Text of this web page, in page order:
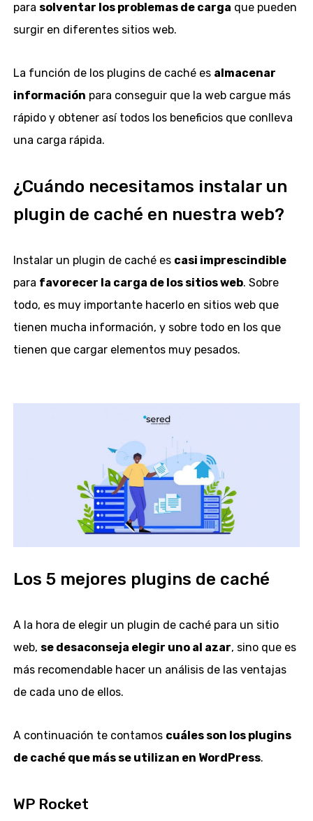
para solventar los problemas de carga que pueden
surgir en diferentes sitios web.
La función de los plugins de caché es almacenar
información para conseguir que la web cargue más
rápido y obtener así todos los beneficios que conlleva
una carga rápida.
¿Cuándo necesitamos instalar un
plugin de caché en nuestra web?
Instalar un plugin de caché es casi imprescindible
para favorecer la carga de los sitios web. Sobre
todo, es muy importante hacerlo en sitios web que
tienen mucha información, y sobre todo en los que
tienen que cargar elementos muy pesados.
Los 5 mejores plugins de caché
A la hora de elegir un plugin de caché para un sitio
web, se desaconseja elegir uno al azar, sino que es
más recomendable hacer un análisis de las ventajas
de cada uno de ellos.
A continuación te contamos cuáles son los plugins
de caché que más se utilizan en WordPress.
WP Rocket